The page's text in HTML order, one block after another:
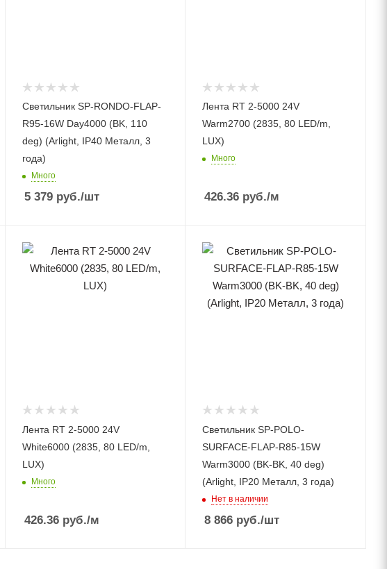
Светильник SP-RONDO-FLAP-
R95-16W Day4000 (BK, 110
deg) (Arlight, IP40 Металл, 3
года)
Много
5 379руб./шт
Лента RT 2-5000 24V
Warm2700 (2835, 80 LED/m,
LUX)
Много
426.36 руб./м
Лента RT 2-5000 24V
White6000 (2835, 80 LED/m,
LUX)
Много
426.36руб./м
Светильник SP-POLO-
SURFACE-FLAP-R85-15W
Warm3000 (BK-BK, 40 deg)
(Arlight, IP20 Металл, 3 года)
Нет в наличии
8 866 руб./шт